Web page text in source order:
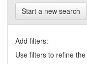
Start a new search
Add filters:
Use filters to refine